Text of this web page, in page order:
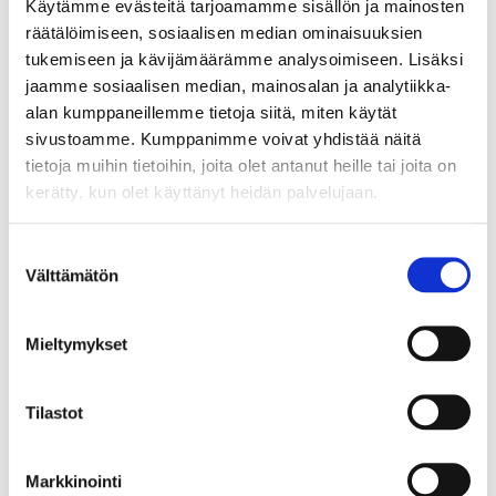
Käytämme evästeitä tarjoamamme sisällön ja mainosten
räätälöimiseen, sosiaalisen median ominaisuuksien
tukemiseen ja kävijämäärämme analysoimiseen. Lisäksi
jaamme sosiaalisen median, mainosalan ja analytiikka-
alan kumppaneillemme tietoja siitä, miten käytät
sivustoamme. Kumppanimme voivat yhdistää näitä
tietoja muihin tietoihin, joita olet antanut heille tai joita on
kerätty, kun olet käyttänyt heidän palvelujaan.
valinta
Välttämätön
Mieltymykset
Tilastot
Markkinointi
3. Käytä viilentäviä hoitotuotteita
Viilentävät hoitotuotteet, kuten aloe vera -geeli tai
hydrokortisonivoide, voivat tarjota välitöntä helpotusta
kutinaan ja punoitukseen.
4. Ota huomioon elämäntapavalinnatallergisten iho-
oireiden lievittämisessä
Ruokavalion ja elämäntapojen vaikutus ihoon ei ole
edistää ihon terveyttä sisältäpäin. Veden juomisen
5. Konsultoi ammattilaista tarvittaessa
tärkeää konsultoida lääkäriä tai ihotautilääkäriä.
Digisairaalassa voidaan katsoa iho-oireiden tilannetta
etävastaanotolla sekä kirjoittaa tarvittavat reseptit iho-
oireiden hoitoon.